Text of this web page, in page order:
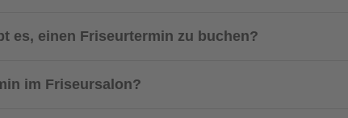
es, einen Friseurtermin zu buchen?
im Friseursalon?